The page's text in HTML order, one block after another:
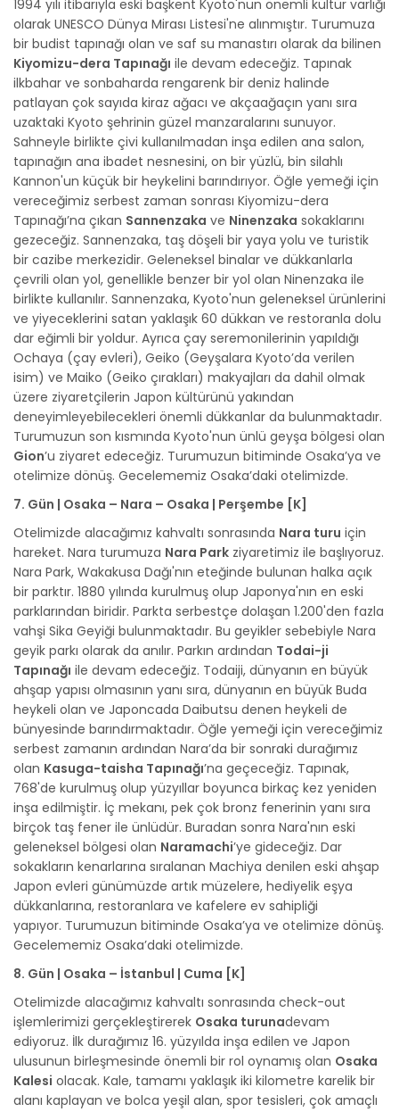
1994 yılı itibarıyla eski başkent Kyoto'nun önemli kültür varlığı
olarak UNESCO Dünya Mirası Listesi'ne alınmıştır. Turumuza
bir budist tapınağı olan ve saf su manastırı olarak da bilinen
Kiyomizu-dera Tapınağı ile devam edeceğiz. Tapınak
ilkbahar ve sonbaharda rengarenk bir deniz halinde
patlayan çok sayıda kiraz ağacı ve akçaağaçın yanı sıra
uzaktaki Kyoto şehrinin güzel manzaralarını sunuyor.
Sahneyle birlikte çivi kullanılmadan inşa edilen ana salon,
tapınağın ana ibadet nesnesini, on bir yüzlü, bin silahlı
Kannon'un küçük bir heykelini barındırıyor. Öğle yemeği için
vereceğimiz serbest zaman sonrası Kiyomizu-dera
Tapınağı’na çıkan Sannenzaka ve Ninenzaka sokaklarını
gezeceğiz. Sannenzaka, taş döşeli bir yaya yolu ve turistik
bir cazibe merkezidir. Geleneksel binalar ve dükkanlarla
çevrili olan yol, genellikle benzer bir yol olan Ninenzaka ile
birlikte kullanılır. Sannenzaka, Kyoto'nun geleneksel ürünlerini
ve yiyeceklerini satan yaklaşık 60 dükkan ve restoranla dolu
dar eğimli bir yoldur. Ayrıca çay seremonilerinin yapıldığı
Ochaya (çay evleri), Geiko (Geyşalara Kyoto’da verilen
isim) ve Maiko (Geiko çırakları) makyajları da dahil olmak
üzere ziyaretçilerin Japon kültürünü yakından
deneyimleyebilecekleri önemli dükkanlar da bulunmaktadır.
Turumuzun son kısmında Kyoto'nun ünlü geyşa bölgesi olan
Gion’u ziyaret edeceğiz. Turumuzun bitiminde Osaka’ya ve
otelimize dönüş. Gecelememiz Osaka’daki otelimizde.
7. Gün | Osaka – Nara – Osaka | Perşembe [K]
Otelimizde alacağımız kahvaltı sonrasında Nara turu için
hareket. Nara turumuza Nara Park ziyaretimiz ile başlıyoruz.
Nara Park, Wakakusa Dağı'nın eteğinde bulunan halka açık
bir parktır. 1880 yılında kurulmuş olup Japonya'nın en eski
parklarından biridir. Parkta serbestçe dolaşan 1.200'den fazla
vahşi Sika Geyiği bulunmaktadır. Bu geyikler sebebiyle Nara
geyik parkı olarak da anılır. Parkın ardından Todai-ji
Tapınağı ile devam edeceğiz. Todaiji, dünyanın en büyük
ahşap yapısı olmasının yanı sıra, dünyanın en büyük Buda
heykeli olan ve Japoncada Daibutsu denen heykeli de
bünyesinde barındırmaktadır. Öğle yemeği için vereceğimiz
serbest zamanın ardından Nara’da bir sonraki durağımız
olan Kasuga-taisha Tapınağı’na geçeceğiz. Tapınak,
768'de kurulmuş olup yüzyıllar boyunca birkaç kez yeniden
inşa edilmiştir. İç mekanı, pek çok bronz fenerinin yanı sıra
birçok taş fener ile ünlüdür. Buradan sonra Nara'nın eski
geleneksel bölgesi olan Naramachi’ye gideceğiz. Dar
sokakların kenarlarına sıralanan Machiya denilen eski ahşap
Japon evleri günümüzde artık müzelere, hediyelik eşya
dükkanlarına, restoranlara ve kafelere ev sahipliği
yapıyor. Turumuzun bitiminde Osaka’ya ve otelimize dönüş.
Gecelememiz Osaka’daki otelimizde.
8. Gün | Osaka – İstanbul | Cuma [K]
Otelimizde alacağımız kahvaltı sonrasında check-out
işlemlerimizi gerçekleştirerek Osaka turunadevam
ediyoruz. İlk durağımız 16. yüzyılda inşa edilen ve Japon
ulusunun birleşmesinde önemli bir rol oynamış olan Osaka
Kalesi olacak. Kale, tamamı yaklaşık iki kilometre karelik bir
alanı kaplayan ve bolca yeşil alan, spor tesisleri, çok amaçlı